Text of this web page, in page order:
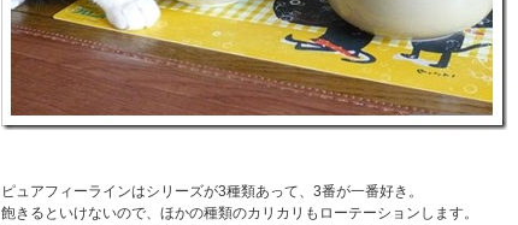
ピュアフィーラインはシリーズが3種類あって、3番が一番好き。
飽きるといけないので、ほかの種類のカリカリもローテーションします。